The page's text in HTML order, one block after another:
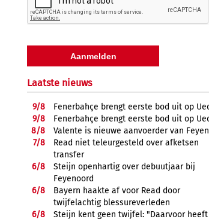
Laatste nieuws
9/8
Fenerbahçe brengt eerste bod uit op
9/8
Fenerbahçe brengt eerste bod uit op
8/8
Valente is nieuwe aanvoerder van
7/8
Read niet teleurgesteld over afketsen
transfer
6/8
Steijn openhartig over debuutjaar bij
Feyenoord
6/8
Bayern haakte af voor Read door
twijfelachtig blessureverleden
6/8
Steijn kent geen twijfel: "Daarvoor heeft